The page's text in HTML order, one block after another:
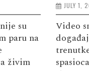
su
paru na
živim
JULY 1,
Video